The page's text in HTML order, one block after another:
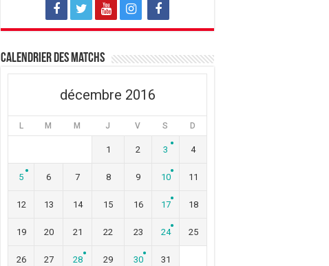
Calendrier des matchs
décembre 2016
L M M J V S D
1 2 3 4
5 6 7 8 9 10 11
12 13 14 15 16 17 18
19 20 21 22 23 24 25
26 27 28 29 30 31